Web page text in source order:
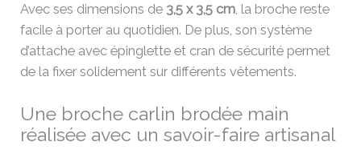
Avec ses dimensions de 3,5 x 3,5 cm, la broche reste
facile à porter au quotidien. De plus, son système
d’attache avec épinglette et cran de sécurité permet
de la fixer solidement sur différents vêtements.
Une broche carlin brodée main
réalisée avec un savoir-faire artisanal